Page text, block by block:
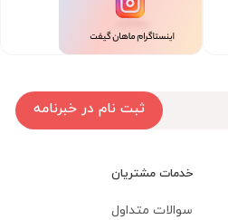
ثبت نام در خبرنامه
خدمات مشتریان
سوالات متداول